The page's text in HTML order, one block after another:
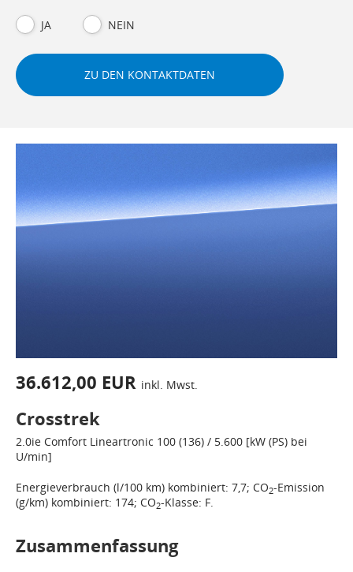
JA NEIN
ZU DEN KONTAKTDATEN
36.612,00 EUR inkl. Mwst.
Crosstrek
2.0ie Comfort Lineartronic 100 (136) / 5.600 [kW (PS) bei
U/min]
Energieverbrauch (l/100 km) kombiniert: 7,7; CO2-Emission
(g/km) kombiniert: 174; CO2-Klasse: F.
Zusammenfassung